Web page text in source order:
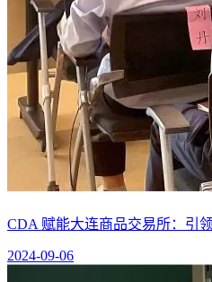
CDA 赋能大连商品交易所：引
2024-09-06